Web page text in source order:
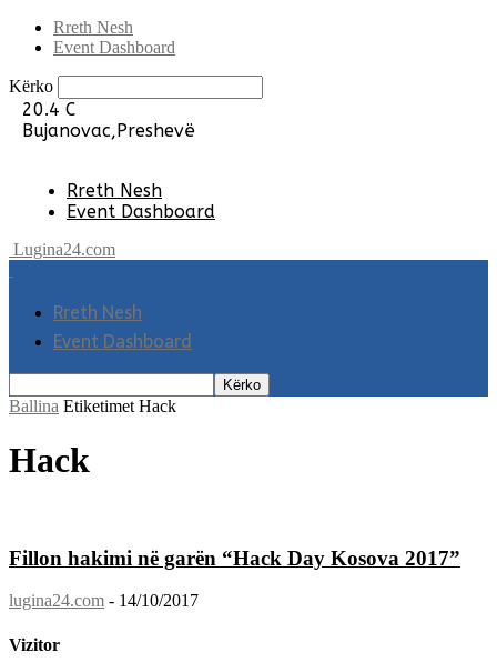
Rreth Nesh
Event Dashboard
Kërko
20.4 C
Bujanovac,Preshevë
Rreth Nesh
Event Dashboard
Lugina24.com
Rreth Nesh
Event Dashboard
Ballina Etiketimet Hack
Hack
Fillon hakimi në garën “Hack Day Kosova 2017”
lugina24.com - 14/10/2017
Vizitor